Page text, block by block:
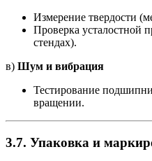
Измерение твердости
Проверка усталостной
стендах).
в) Шум и вибрация
Тестирование
вращении.
3.7. Упаковка и